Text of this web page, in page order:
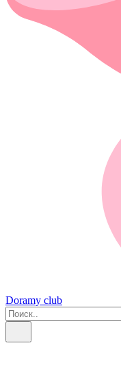
Doramy club